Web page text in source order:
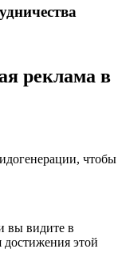
реклама в
чтобы
вы видите в
достижения этой